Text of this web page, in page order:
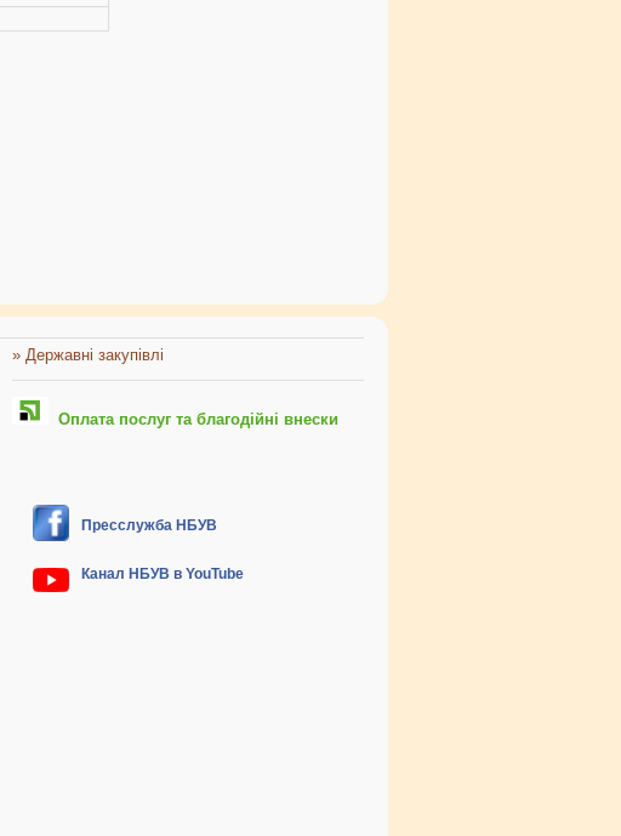
» Державні закупівлі
Оплата послуг та благодійні внески
Пресслужба НБУВ
Канал НБУВ в YouTube